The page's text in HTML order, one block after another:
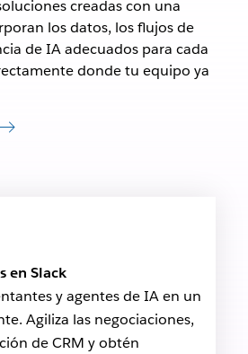
creadas con una
los datos, los flujos de
de IA adecuados para cada
donde tu equipo ya
en Slack
y agentes de IA en un
Agiliza las negociaciones,
de CRM y obtén